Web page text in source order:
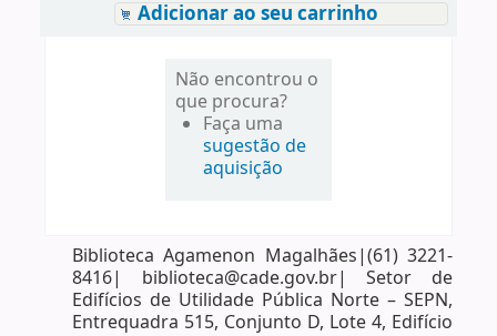
Adicionar ao seu carrinho
Não encontrou o
que procura?
Faça uma
sugestão de
aquisição
Biblioteca Agamenon Magalhães|(61) 3221-
8416| biblioteca@cade.gov.br| Setor de
Edifícios de Utilidade Pública Norte – SEPN,
Entrequadra 515, Conjunto D, Lote 4, Edifício